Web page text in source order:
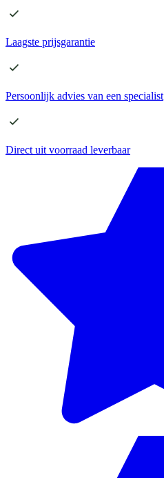
Laagste prijsgarantie
Persoonlijk advies van een specialist
Direct uit voorraad leverbaar